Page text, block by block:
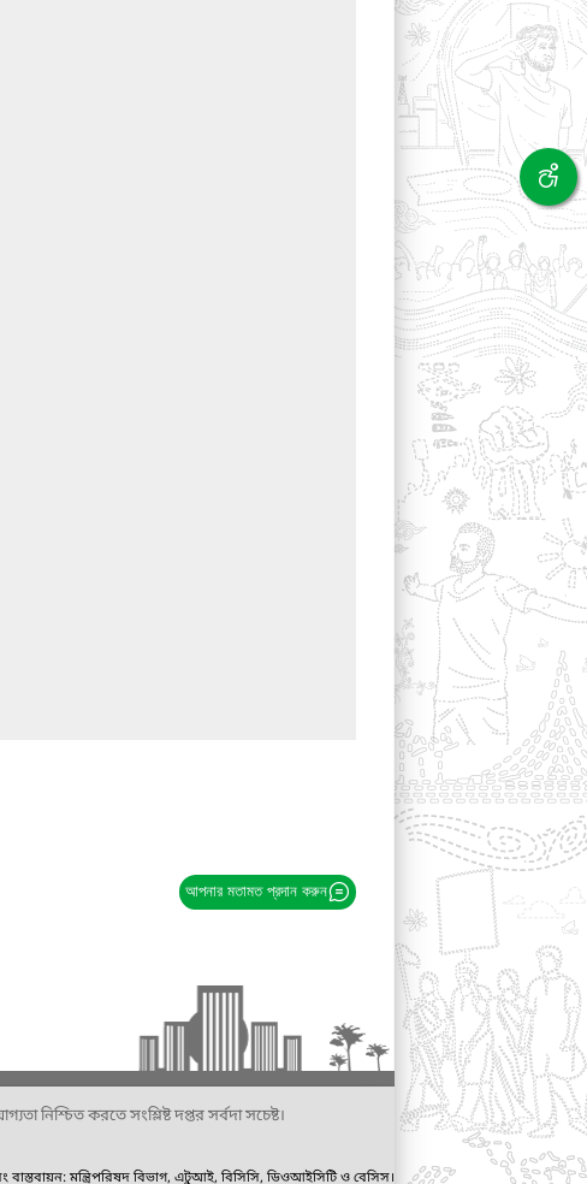
আপনার মতামত প্রদান করুন
নিশ্চিত করতে সংশ্লিষ্ট দপ্তর সর্বদা সচেষ্ট।
বাস্তবায়ন: মন্ত্রিপরিষদ বিভাগ, এটুআই, বিসিসি, ডিওআইসিটি ও বেসিস।